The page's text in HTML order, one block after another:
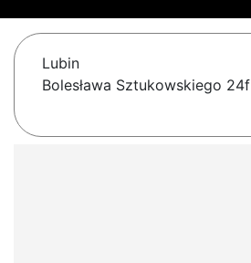
Lubin
Bolesława Sztukowskiego 24f